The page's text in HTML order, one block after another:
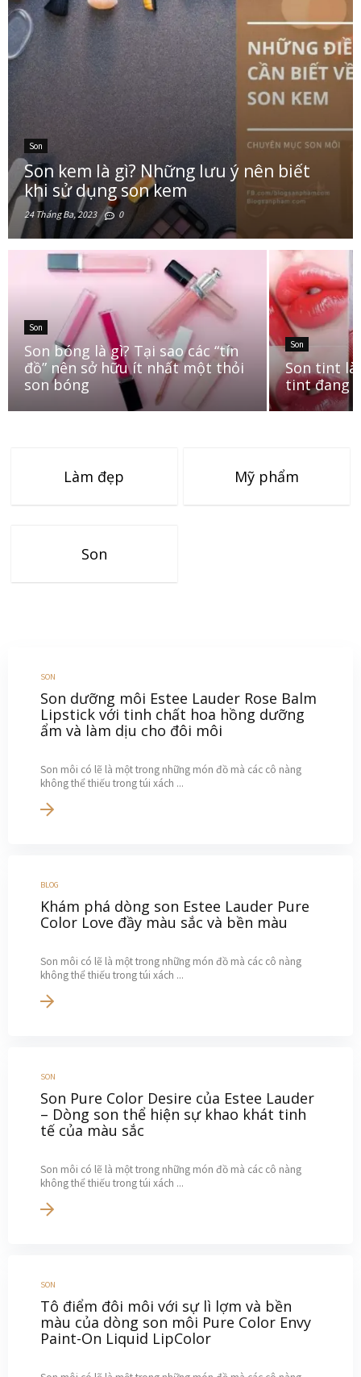
Son dưỡng môi là gì? Lựa chọn nào phù hợp với bạn?
Son kem là gì? Những lưu ý nên biết khi sử dụng son
Son
Son kem là gì? Những lưu ý nên biết
khi sử dụng son kem
24 Tháng Ba, 2023 0
Son
Son bóng là gì? Tại sao các “tín
đồ” nên sở hữu ít nhất một thỏi
son bóng
Son
Son tint là
tint đang
Làm đẹp Mỹ phẩm
Son
SON
Son dưỡng môi Estee Lauder Rose Balm
Lipstick với tinh chất hoa hồng dưỡng
ẩm và làm dịu cho đôi môi
Son môi có lẽ là một trong những món đồ mà các cô nàng
không thể thiếu trong túi xách ...
BLOG
Khám phá dòng son Estee Lauder Pure
Color Love đầy màu sắc và bền màu
Son môi có lẽ là một trong những món đồ mà các cô nàng
không thể thiếu trong túi xách ...
SON
Son Pure Color Desire của Estee Lauder
– Dòng son thể hiện sự khao khát tinh
tế của màu sắc
Son môi có lẽ là một trong những món đồ mà các cô nàng
không thể thiếu trong túi xách ...
SON
Tô điểm đôi môi với sự lì lợm và bền
màu của dòng son môi Pure Color Envy
Paint-On Liquid LipColor